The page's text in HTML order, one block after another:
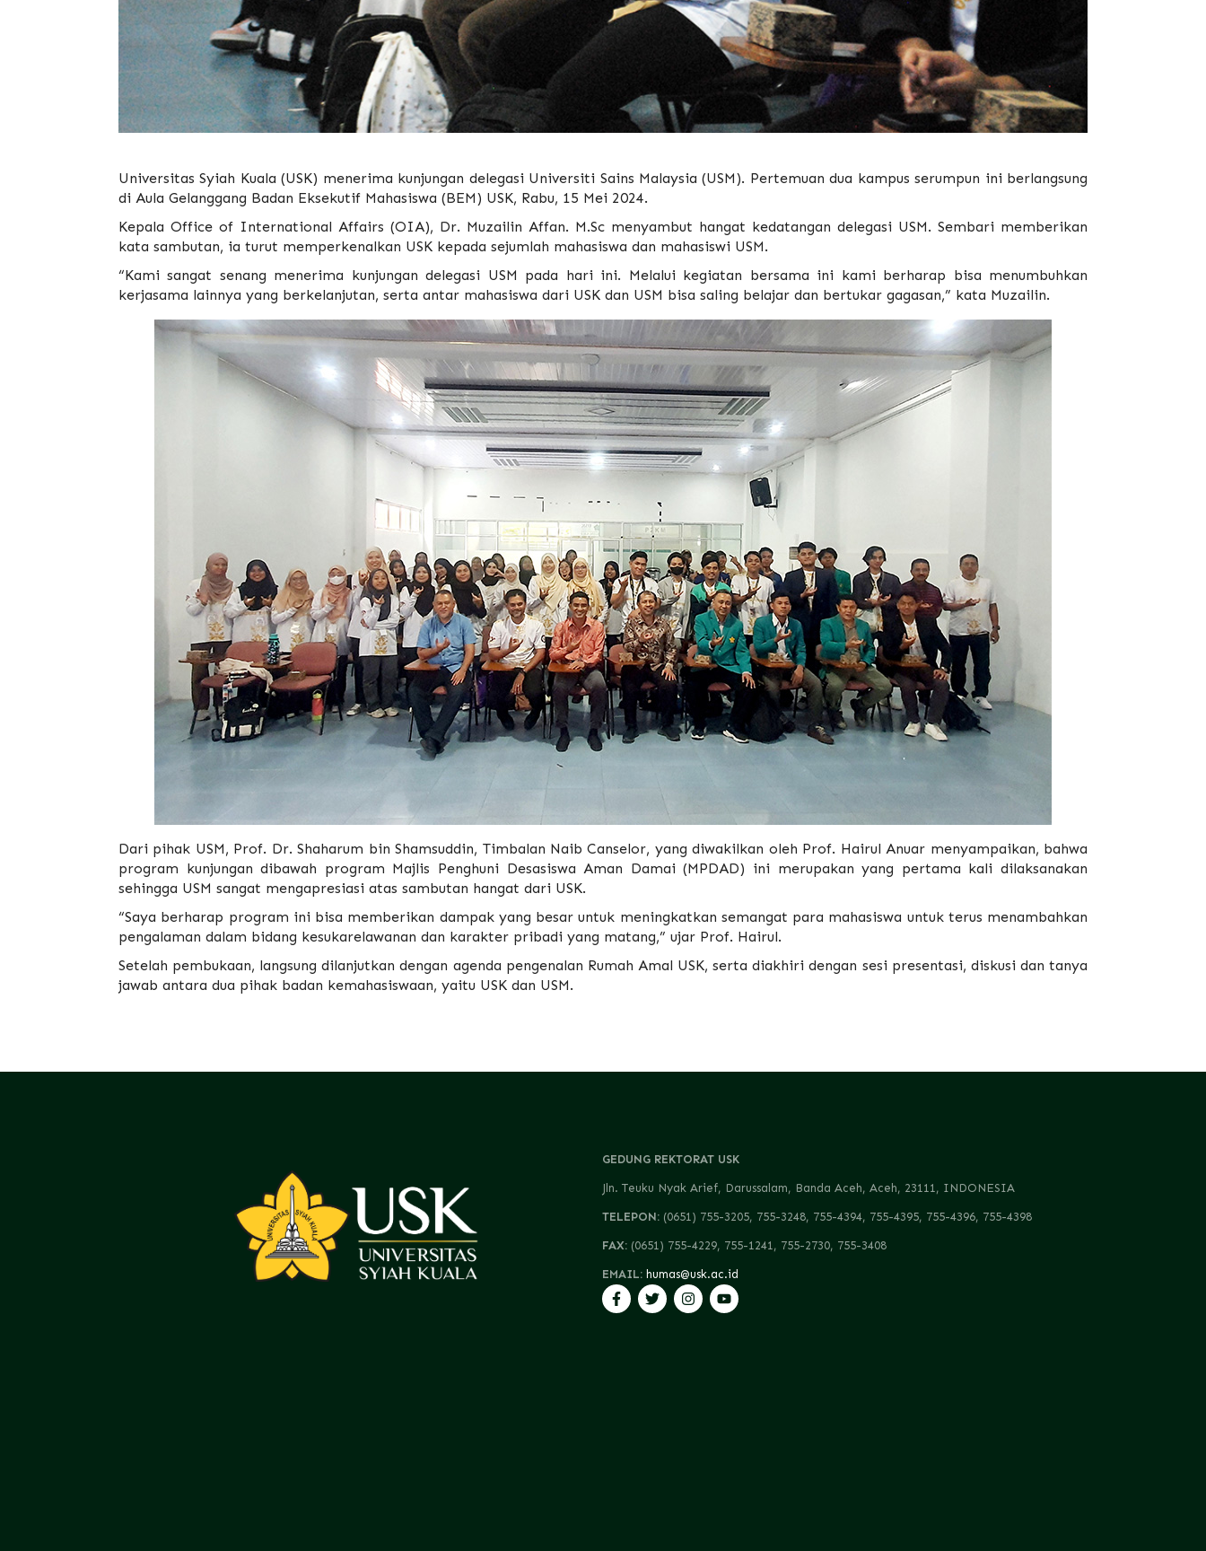
Universitas Syiah Kuala(USK) menerima kunjungan delegasi Universiti Sains Malaysia (USM). Pertemuan dua kampus serumpun ini berlangsung
di Aula Gelanggang Badan Eksekutif Mahasiswa (BEM) USK, Rabu, 15 Mei 2024.
Kepala Office of International Affairs (OIA), Dr. Muzailin Affan. M.Sc menyambut hangat kedatangan delegasi USM. Sembari memberikan
kata sambutan, ia turut memperkenalkan USK kepada sejumlah mahasiswa dan mahasiswi USM.
“Kami sangat senang menerima kunjungan delegasi USM pada hari ini. Melalui kegiatan bersama ini kami berharap bisa menumbuhkan
kerjasama lainnya yang berkelanjutan, serta antar mahasiswa dari USK dan USM bisa saling belajar dan bertukar gagasan,” kata Muzailin.
Dari pihak USM, Prof. Dr. Shaharum bin Shamsuddin, Timbalan Naib Canselor, yang diwakilkan oleh Prof. Hairul Anuar menyampaikan, bahwa
program kunjungan dibawah program Majlis Penghuni Desasiswa Aman Damai (MPDAD) ini merupakan yang pertama kali dilaksanakan
sehingga USM sangat mengapresiasi atas sambutan hangat dari USK.
“Saya berharap program ini bisa memberikan dampak yang besar untuk meningkatkan semangat para mahasiswa untuk terus menambahkan
pengalaman dalam bidang kesukarelawanan dan karakter pribadi yang matang,” ujar Prof. Hairul.
Setelah pembukaan, langsung dilanjutkan dengan agenda pengenalan Rumah Amal USK, serta diakhiri dengan sesi presentasi, diskusi dan tanya
jawab antara dua pihak badan kemahasiswaan, yaitu USK dan USM.
GEDUNG REKTORAT USK
Jln. Teuku Nyak Arief, Darussalam, Banda Aceh, Aceh, 23111, INDONESIA
TELEPON: (0651) 755-3205, 755-3248, 755-4394, 755-4395, 755-4396, 755-4398
FAX: (0651) 755-4229, 755-1241, 755-2730, 755-3408
EMAIL: humas@usk.ac.id